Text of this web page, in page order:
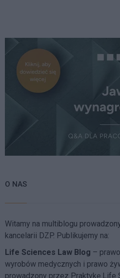
O NAS
Witamy na multiblogu
kancelarii DZP. Publikujemy na:
Life Sciences Law Blog –
wyrobów medycznych i prawo
prowadzony przez Praktykę Life